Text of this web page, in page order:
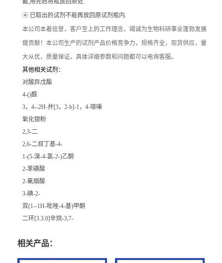
戴,用完后将瓶放回原处.
④ 已取出的试剂不能再放回原试剂瓶内.
本公司本着信誉，客户至上的工作理念，竭诚为生物科研事业蓬勃发展
做贡献！本公司生产的试剂产品价格竞争力，规格齐全，现货供应，量
大从优，质量保证。具体详细参数和问题都可以电询客服。
其他相关试剂：
对酸异戊酯
4-()醛
3，4--2H-并[3，2-b]-1，4-噁嗪
氧化银粉
2,3-二
2,6-二叔丁基-4-
1-(5-溴-4-氯-2-)乙酮
2-苯磺酸
2-氟烟酸
3-碘-2-
双(1--1H-吡唑-4-基)甲酮
二环[3.3.0]辛烷-3,7-
相关产品：